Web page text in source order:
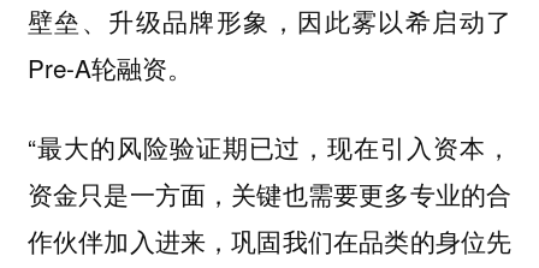
壁垒、升级品牌形象，因此雾以希启动了
Pre-A轮融资。
“最大的风险验证期已过，现在引入资本，
资金只是一方面，关键也需要更多专业的合
作伙伴加入进来，巩固我们在品类的身位先